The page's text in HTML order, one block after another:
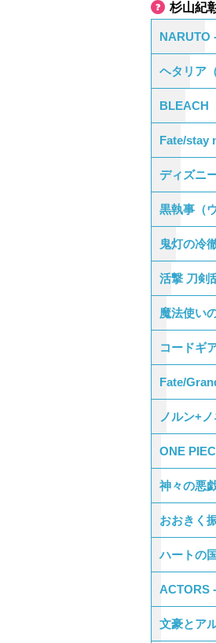
杉山紀
NARUTO
ヘタリア
BLEACH
Fate/stay
ディズニ
黒執事（
鬼灯の冷
活撃 刀剣
魔法使い
コードギ
Fate/
ノルン+
ONE
神々の悪
おおきく
ハートの
ACTORS
文豪とア